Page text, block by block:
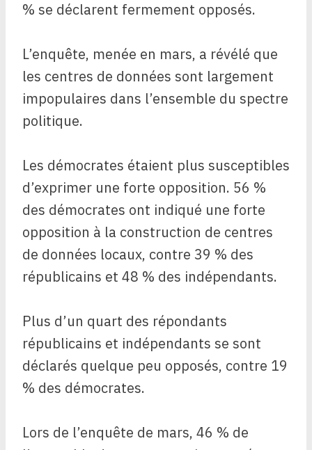
% se déclarent fermement opposés.
L’enquête, menée en mars, a révélé que
les centres de données sont largement
impopulaires dans l’ensemble du spectre
politique.
Les démocrates étaient plus susceptibles
d’exprimer une forte opposition. 56 %
des démocrates ont indiqué une forte
opposition à la construction de centres
de données locaux, contre 39 % des
républicains et 48 % des indépendants.
Plus d’un quart des répondants
républicains et indépendants se sont
déclarés quelque peu opposés, contre 19
% des démocrates.
Lors de l’enquête de mars, 46 % de